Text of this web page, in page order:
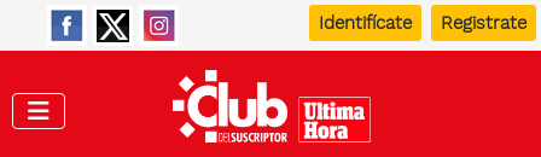
Identifícate Registrate